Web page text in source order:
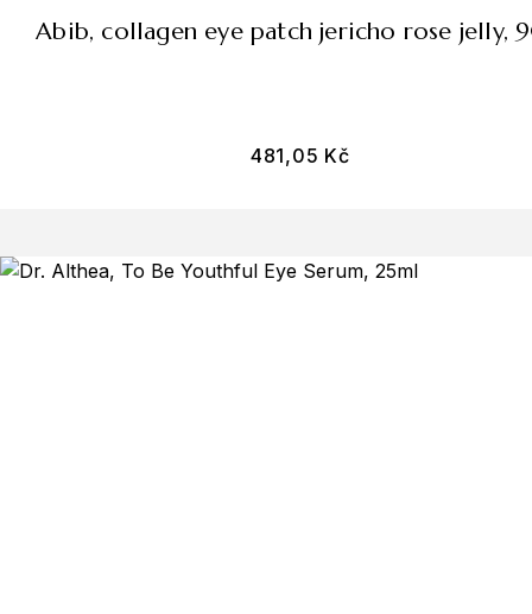
abib, collagen eye patch jericho rose jelly,
481,05 Kč